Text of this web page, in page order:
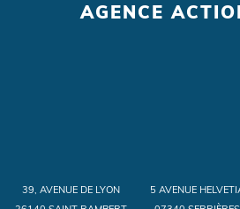
AGENCE
39, AVENUE DE LYON
5 AVENUE